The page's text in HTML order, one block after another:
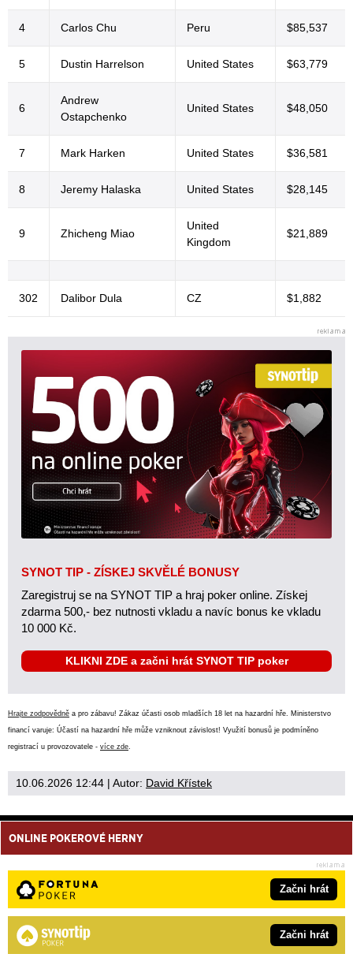
4 Carlos Chu Peru $85,537
5 Dustin Harrelson United States $63,779
6
Andrew
Ostapchenko
United States $48,050
7 Mark Harken United States $36,581
8 Jeremy Halaska United States $28,145
9 Zhicheng Miao
United
Kingdom
$21,889
302 Dalibor Dula CZ $1,882
SYNOT TIP - ZÍSKEJ SKVĚLÉ BONUSY
Zaregistruj se na SYNOT TIP a hraj poker online. Získej
zdarma 500,- bez nutnosti vkladu a navíc bonus ke vkladu
10 000 Kč.
KLIKNI ZDE a začni hrát SYNOT TIP poker
Hrajte zodpovědně a pro zábavu! Zákaz účasti osob mladších 18 let na hazardní hře. Ministerstvo
financí varuje: Účastí na hazardní hře může vzniknout závislost! Využití bonusů je podmíněno
registrací u provozovatele - více zde
10.06.2026 12:44 | Autor: David Křístek
ONLINE POKEROVÉ HERNY
Začni hrát
Začni hrát